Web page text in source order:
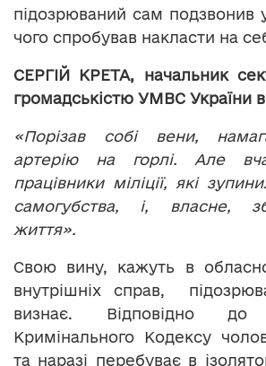
підозрюваний сам подзвонив
чого спробував накласти на
СЕРГІЙ КРЕТА, начальник
громадськістю УМВС України в
«Порізав собі вени,
артерію на горлі. Але
працівники міліції, які
самогубства, і, власне,
життя».
Свою вину, кажуть в
внутрішніх справ,
визнає. Відповідно
Кримінального Кодексу
та наразі перебуває в